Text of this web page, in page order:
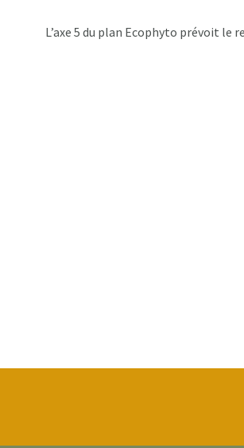
L’axe 5 du plan Ecophyto prévoit le